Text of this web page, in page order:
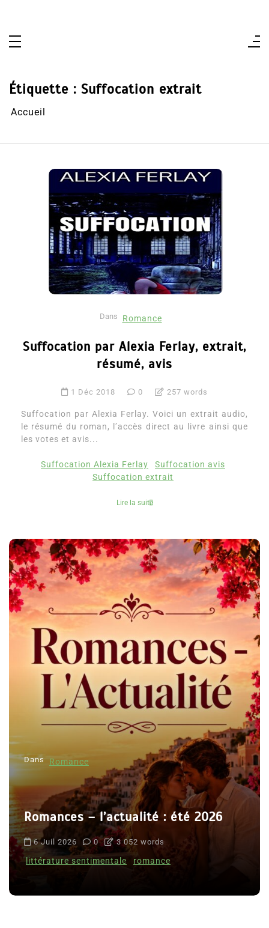
Étiquette : Suffocation extrait
Accueil
Dans Romance
Suffocation par Alexia Ferlay, extrait,
résumé, avis
1 Déc 2018 0 257 words
Suffocation par Alexia Ferlay. Voici un extrait audio,
le résumé du roman, l’accès direct au livre ainsi que
les votes et avis...
Suffocation Alexia Ferlay
Suffocation avis
Suffocation extrait
Lire la suite
Dans Romance
Romances – l’actualité : été 2026
6 Juil 2026 0 3 052 words
littérature sentimentale romance